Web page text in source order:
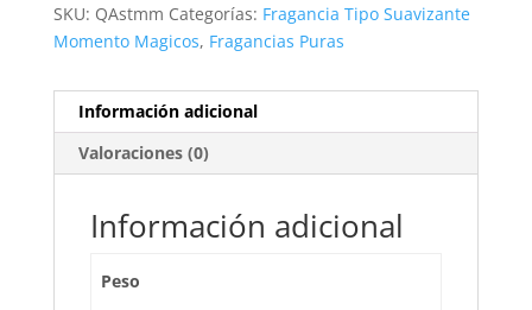
SKU: QAstmm Categorías: Fragancia Tipo Suavizante
Momento Magicos, Fragancias Puras
Información adicional
Valoraciones (0)
Información adicional
Peso